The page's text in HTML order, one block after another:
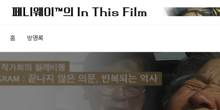
홈 방명록